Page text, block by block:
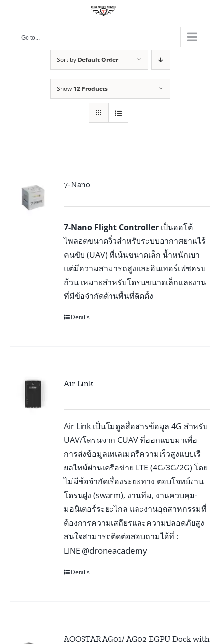
contentGo to...
Sort by Default Order
Show 12 Products
7-Nano
7-Nano Flight Controller เป็นออโต้
ไพลอตขนาดจิ๋วสำหรับระบบอากาศยานไร้
คนขับ (UAV) ที่เน้นขนาดเล็ก น้ำหนักเบา
แต่มีความสามารถสูงและอินเทอร์เฟซครบ
ถ้วน เหมาะสำหรับโดรนขนาดเล็กและงาน
ที่มีข้อจำกัดด้านพื้นที่ติดตั้ง
Details
Air Link
Air Link เป็นโมดูลสื่อสารข้อมูล 4G สำหรับ
UAV/โดรนจาก CUAV ที่ออกแบบมาเพื่อ
การส่งข้อมูลเทเลเมตรีความเร็วสูงแบบเรี
ยลไทม์ผ่านเครือข่าย LTE (4G/3G/2G) โดย
ไม่มีข้อจำกัดเรื่องระยะทาง ตอบโจทย์งาน
โดรนฝูง (swarm), งานทีม, งานควบคุม-
มอนิเตอร์ระยะไกล และงานอุตสาหกรรมที่
ต้องการความเสถียรและความปลอดภัยสูง
สนใจสามารถติดต่อสอบถามได้ที่ :
LINE @droneacademy
Details
AOOSTAR AG01/ AG02 EGPU Dock with